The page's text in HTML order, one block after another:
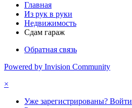
Главная
Из рук в руки
Недвижимость
Сдам гараж
Обратная связь
Powered by Invision Community
×
Уже зарегистрированы? Войти